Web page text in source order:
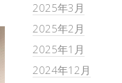
2025年3月
2025年2月
2025年1月
2024年12月